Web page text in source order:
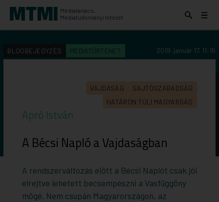
Médiatanács,
Médiatudományi Intézet
KERESÉS AZ INTÉZET ANYAGAI KÖZÖTT
indítása
Keresés
Menü
BLOGBEJEGYZÉS MÉDIATÖRTÉNET 2019. január 17. 11:16
Apró István
VAJDASÁG
SAJTÓSZABADSÁG
HATÁRON TÚLI MAGYARSÁG
A Bécsi Napló a Vajdaságban
A rendszerváltozás előtt a Bécsi Naplót csak jól
elrejtve lehetett becsempészni a Vasfüggöny
mögé. Nem csupán Magyarországon, az